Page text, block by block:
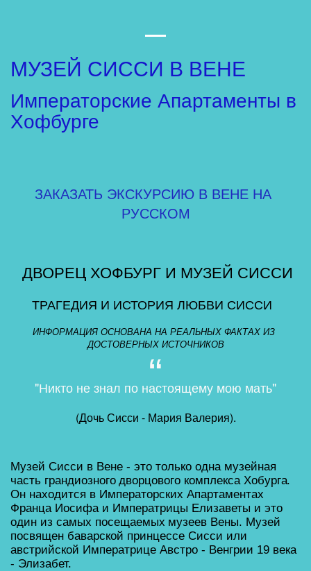
МУЗЕЙ СИССИ В ВЕНЕ
Императорские Апартаменты в
Хофбурге
ЗАКАЗАТЬ ЭКСКУРСИЮ В ВЕНЕ НА
РУССКОМ
ДВОРЕЦ ХОФБУРГ И МУЗЕЙ СИССИ
ТРАГЕДИЯ И ИСТОРИЯ ЛЮБВИ СИССИ
ИНФОРМАЦИЯ ОСНОВАНА НА РЕАЛЬНЫХ ФАКТАХ ИЗ
ДОСТОВЕРНЫХ ИСТОЧНИКОВ
"Никто не знал по настоящему мою мать"
(Дочь Сисси - Мария Валерия).
Музей Сисси в Вене - это только одна музейная
часть грандиозного дворцового комплекса Хобурга.
Он находится в Императорских Апартаментах
Франца Иосифа и Императрицы Елизаветы и это
один из самых посещаемых музеев Вены. Музей
посвящен баварской принцессе Сисси или
австрийской Императрице Австро - Венгрии 19 века
- Элизабет.